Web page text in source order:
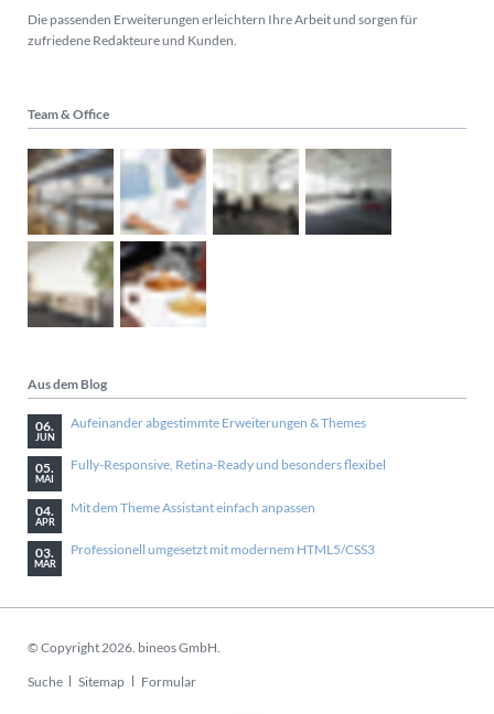
Die passenden Erweiterungen erleichtern Ihre Arbeit und sorgen für
zufriedene Redakteure und Kunden.
Team & Office
Aus dem Blog
06.
JUN
Aufeinander abgestimmte Erweiterungen & Themes
05.
MAI
Fully-Responsive, Retina-Ready und besonders flexibel
04.
APR
Mit dem Theme Assistant einfach anpassen
03.
MÄR
Professionell umgesetzt mit modernem HTML5/CSS3
© Copyright 2026. bineos GmbH.
Navigation
Suche Sitemap Formular